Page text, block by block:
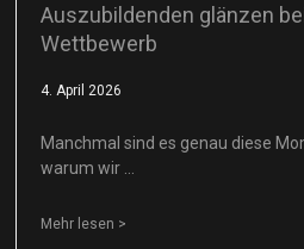
Auszubildenden glänzen
Wettbewerb
4. April 2026
Manchmal sind es genau diese
warum wir …
Mehr lesen >